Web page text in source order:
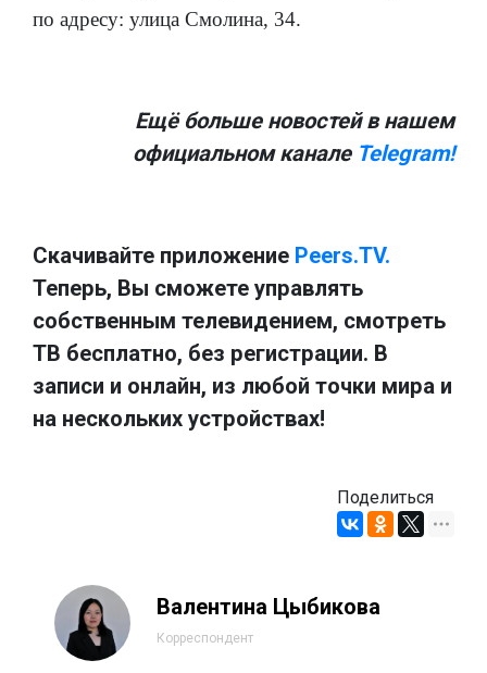
по адресу: улица Смолина, 34.
Ещё больше новостей в нашем
официальном канале Telegram!
Скачивайте приложение Peers.TV.
Теперь, Вы сможете управлять
собственным телевидением, смотреть
ТВ бесплатно, без регистрации. В
записи и онлайн, из любой точки мира и
на нескольких устройствах!
Поделиться
Валентина Цыбикова
Корреспондент